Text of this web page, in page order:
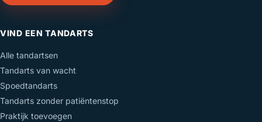
VIND EEN TANDARTS
Alle tandartsen
Tandarts van wacht
Spoedtandarts
Tandarts zonder patiëntenstop
Praktijk toevoegen